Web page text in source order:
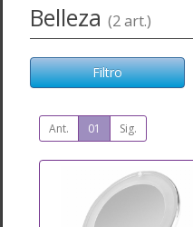
Belleza (2 art.)
Filtro
Ant. 01 Sig.